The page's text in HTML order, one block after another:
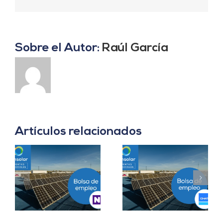
Sobre el Autor: Raúl García
Artículos relacionados
Project Manager en
Madrid
Prácticas
Departamento
Ingeniería B2B en
Sevilla